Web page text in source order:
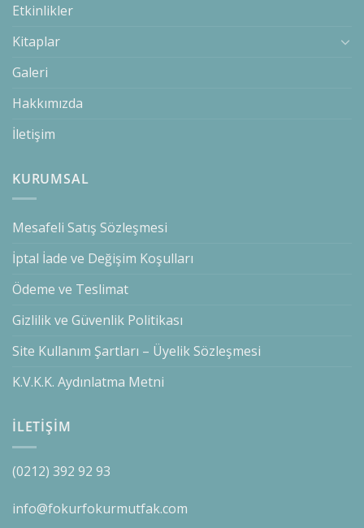
Etkinlikler
Kitaplar
Galeri
Hakkımızda
İletişim
KURUMSAL
Mesafeli Satış Sözleşmesi
İptal İade ve Değişim Koşulları
Ödeme ve Teslimat
Gizlilik ve Güvenlik Politikası
Site Kullanım Şartları – Üyelik Sözleşmesi
K.V.K.K. Aydınlatma Metni
İLETİŞİM
(0212) 392 92 93
info@fokurfokurmutfak.com